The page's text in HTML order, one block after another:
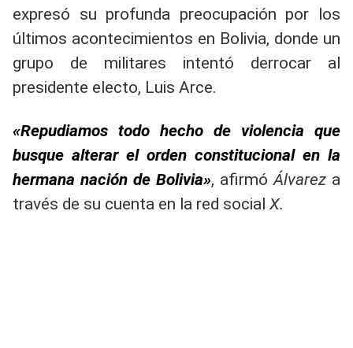
expresó su profunda preocupación por los
últimos acontecimientos en Bolivia, donde un
grupo de militares intentó derrocar al
presidente electo, Luis Arce.
«Repudiamos todo hecho de violencia que
busque alterar el orden constitucional en la
hermana nación de Bolivia», afirmóÁlvarez a
través de su cuenta en la red socialX.